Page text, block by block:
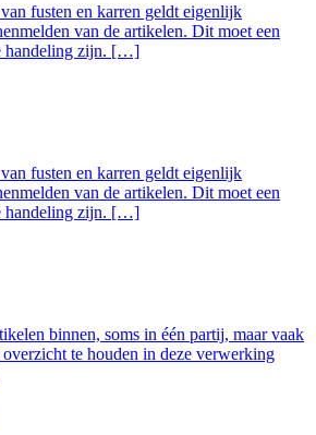
fusten en karren geldt eigenlijk
van de artikelen. Dit moet een
handeling zijn. […]
fusten en karren geldt eigenlijk
van de artikelen. Dit moet een
handeling zijn. […]
binnen, soms in één partij, maar vaak
te houden in deze verwerking